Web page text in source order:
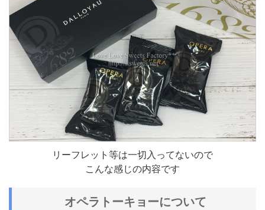
リーフレット等は一切入ってないので
こんな感じの内容です
オペラトーキョーについて